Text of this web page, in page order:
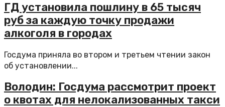
ГД установила пошлину в 65 тысяч
руб за каждую точку продажи
алкоголя в городах
Госдума приняла во втором и третьем чтении закон
об установлении...
Володин: Госдума рассмотрит проект
о квотах для нелокализованных такси